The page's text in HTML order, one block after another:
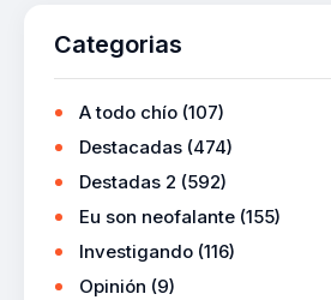
Categorias
A todo chío (107)
Destacadas (474)
Destadas 2 (592)
Eu son neofalante (155)
Investigando (116)
Opinión (9)